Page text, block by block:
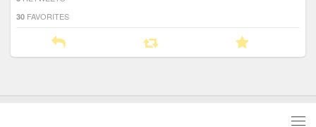
30 FAVORITES